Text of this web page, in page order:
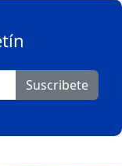
Suscribete